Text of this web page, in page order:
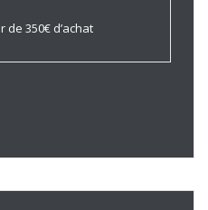
350€ d’achat